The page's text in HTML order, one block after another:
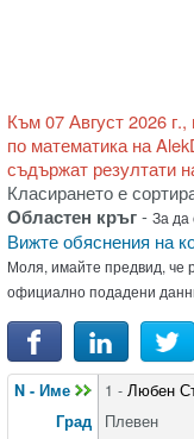
Към 07 Август 2026
по математика на
съдържат резултати
Класирането е
Областен кръг- За да
Вижте обяснения на
Моля, имайте предвид, че
официално подадени
N - Име
Град
1 - Любен
Плевен